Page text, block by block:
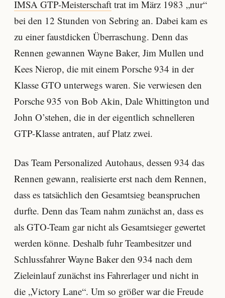
IMSA GTP-Meisterschaft trat im März 1983 „nur“
bei den 12 Stunden von Sebring an. Dabei kam es
zu einer faustdicken Überraschung. Denn das
Rennen gewannen Wayne Baker, Jim Mullen und
Kees Nierop, die mit einem Porsche 934 in der
Klasse GTO unterwegs waren. Sie verwiesen den
Porsche 935 von Bob Akin, Dale Whittington und
John O’stehen, die in der eigentlich schnelleren
GTP-Klasse antraten, auf Platz zwei.
Das Team Personalized Autohaus, dessen 934 das
Rennen gewann, realisierte erst nach dem Rennen,
dass es tatsächlich den Gesamtsieg beanspruchen
durfte. Denn das Team nahm zunächst an, dass es
als GTO-Team gar nicht als Gesamtsieger gewertet
werden könne. Deshalb fuhr Teambesitzer und
Schlussfahrer Wayne Baker den 934 nach dem
Zieleinlauf zunächst ins Fahrerlager und nicht in
die „Victory Lane“. Um so größer war die Freude